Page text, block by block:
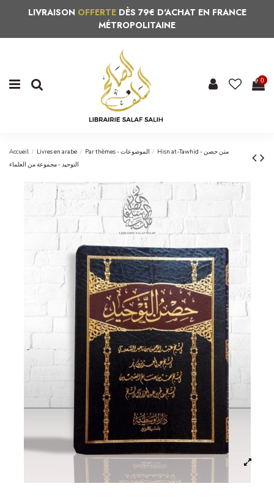
LIVRAISON OFFERTEDÈS 79€ D'ACHAT EN FRANCE
MÉTROPOLITAINE
0
Accueil Livres en arabe Par thèmes - الموضوعات
Hisn at-Tawhid - متن حصن
التوحيد - مجموعة من العلماء